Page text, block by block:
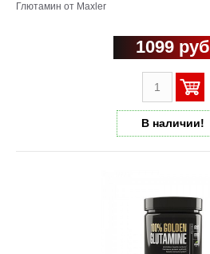
Глютамин от Maxler
1099 руб
В наличии!